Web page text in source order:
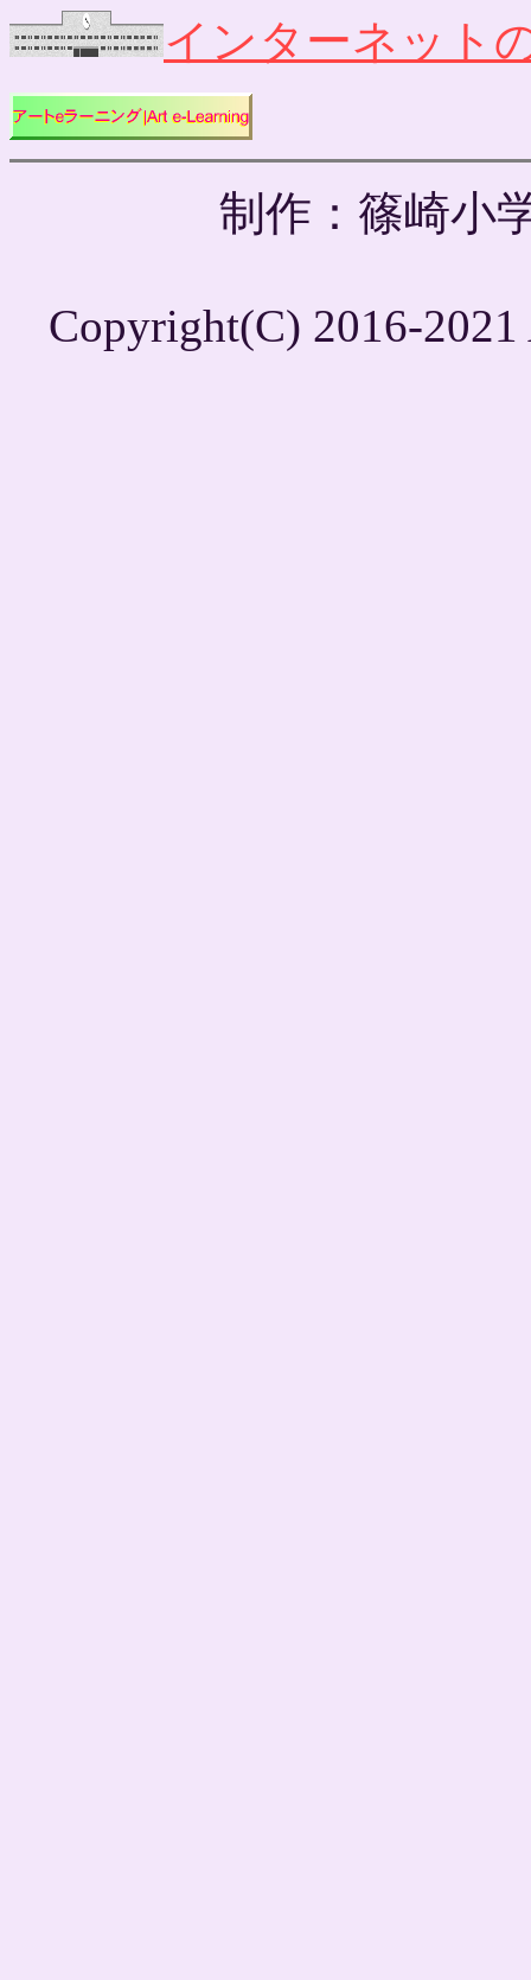
インターネット
制作：篠崎小
Copyright(C) 2016-